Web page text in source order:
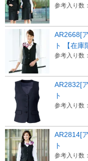
参考入り数
AR2668[
ト 【在庫
参考入り数
AR2832[
ト
参考入り数
AR2814[
ト
参考入り数